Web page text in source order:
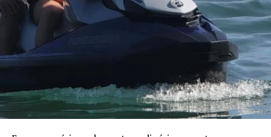
Pensando nesse mercado, foi lançada em julho de 2024
pela ANCORD, em parceria com a Agrinvest, a
certificação Agro 100. Trata-se de um selo de excelência
que conecta o mercado financeiro à realidade do campo.
Programação
A participação da ANCORD reforça a importância da